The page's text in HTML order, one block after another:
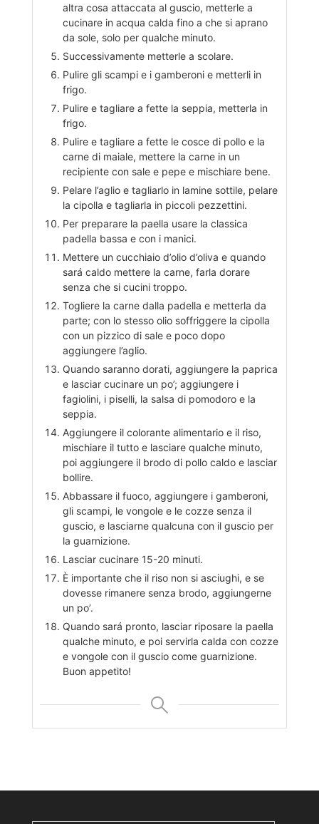
altra cosa attaccata al guscio, metterle a
cucinare in acqua calda fino a che si aprano
da sole, solo per qualche minuto.
Successivamente metterle a scolare.
Pulire gli scampi e i gamberoni e metterli in
frigo.
Pulire e tagliare a fette la seppia, metterla in
frigo.
Pulire e tagliare a fette le cosce di pollo e la
carne di maiale, mettere la carne in un
recipiente con sale e pepe e mischiare bene.
Pelare l’aglio e tagliarlo in lamine sottile, pelare
la cipolla e tagliarla in piccoli pezzettini.
Per preparare la paella usare la classica
padella bassa e con i manici.
Mettere un cucchiaio d’olio d’oliva e quando
sará caldo mettere la carne, farla dorare
senza che si cucini troppo.
Togliere la carne dalla padella e metterla da
parte; con lo stesso olio soffriggere la cipolla
con un pizzico di sale e poco dopo
aggiungere l’aglio.
Quando saranno dorati, aggiungere la paprica
e lasciar cucinare un po’; aggiungere i
fagiolini, i piselli, la salsa di pomodoro e la
seppia.
Aggiungere il colorante alimentario e il riso,
mischiare il tutto e lasciare qualche minuto,
poi aggiungere il brodo di pollo caldo e lasciar
bollire.
Abbassare il fuoco, aggiungere i gamberoni,
gli scampi, le vongole e le cozze senza il
guscio, e lasciarne qualcuna con il guscio per
la guarnizione.
Lasciar cucinare 15-20 minuti.
È importante che il riso non si asciughi, e se
dovesse rimanere senza brodo, aggiungerne
un po’.
Quando sará pronto, lasciar riposare la paella
qualche minuto, e poi servirla calda con cozze
e vongole con il guscio come guarnizione.
Buon appetito!